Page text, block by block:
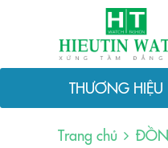
THƯƠNG HIỆU
Trang chủ